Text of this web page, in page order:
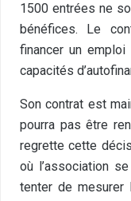
1500 entrées ne
bénéfices. Le
financer un
capacités
Son contrat est
pourra pas être
regrette cette
où l’association
tenter de mesurer